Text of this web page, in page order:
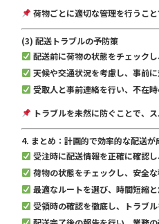
荷物ごとに適切な管理を行うこ
(3) 配送トラブルの予防策
配送前に荷物の状態をチェック
天候や交通状況を考慮し、事前
受取人と事前連絡を行い、不在
トラブルを未然に防ぐことで、
4. まとめ：計画的で効率的な配送が
受注時に配送情報を正確に確認
荷物の状態をチェックし、安全
最適なルートを選び、時間短縮
受領時の確認を徹底し、トラブ